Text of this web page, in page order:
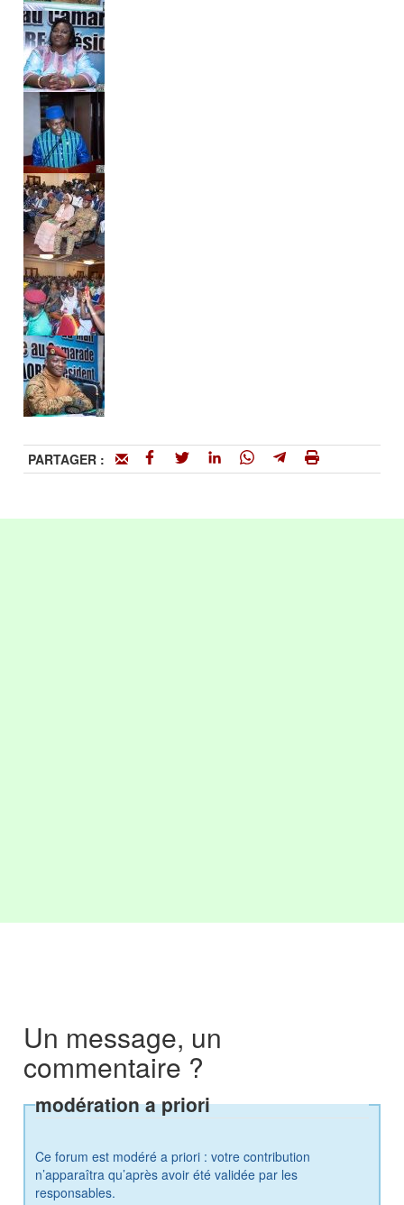
PARTAGER :
Un message, un
commentaire ?
modération a priori
Ce forum est modéré a priori : votre contribution
n’apparaîtra qu’après avoir été validée par les
responsables.